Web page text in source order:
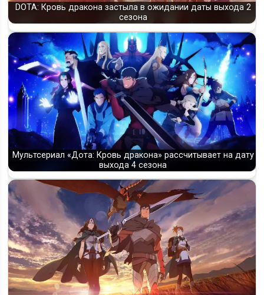
DOTA: Кровь дракона застыла в ожидании даты выхода 2
сезона
Мультсериал «Дота: Кровь дракона» рассчитывает на дату
выхода 4 сезона